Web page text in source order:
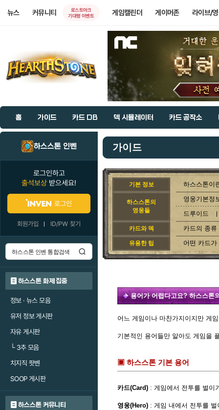
뉴스 커뮤니티
로스트아크
기대평 이벤트
게임캘린더 게이머존 라이브/
홈 가이드 카드 DB 덱 시뮬레이터 카드 공작소
하스스톤 인벤
로그인하고
출석보상 받으세요!
로그인
회원가입 ID/PW 찾기
하스스톤 화제 집중
정보 · 뉴스 모음
유저 정보 게시판
자유 게시판
└3추 모음
치지직 팟벤
SOOP 게시판
하스스톤 커뮤니티
가이드
기본 정보 하스스톤이
하스스톤의
영웅들
영웅기본정
드루이드
카드와 덱 카드의 종류
유용한 팁 어떤 카드
용어가 어렵다고요? 하스스톤
어느 게임이나 마찬가지이지만 게
기본적인 용어들만 알아도 게임을
▣ 하스스톤 기본 용어
카드(Card) : 게임에서 전투를 벌이
영웅(Hero) : 게임 내에서 전투를